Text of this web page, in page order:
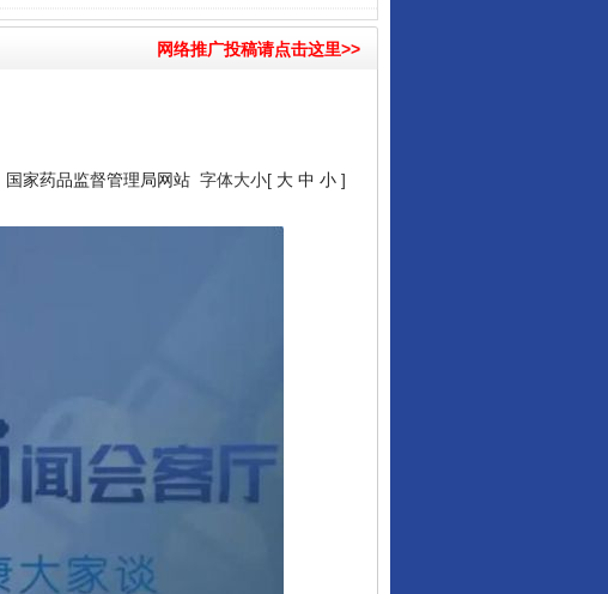
网络推广投稿请点击这里>>
国家药品监督管理局网站 字体大小[ 大 中 小 ]
行业协会接连发公告